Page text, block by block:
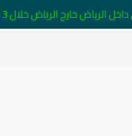
خارج الرياض خلال 3 أيام 🚚